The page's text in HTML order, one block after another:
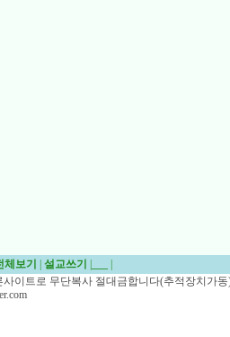
보기 설교쓰기
이트로 무단복사 절대금합니다(추적장치가